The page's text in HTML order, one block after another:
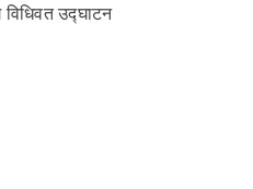
उद्घाटन